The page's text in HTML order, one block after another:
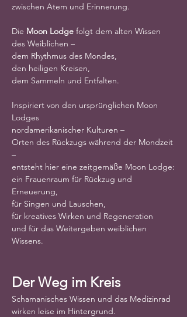
zwischen Atem und Erinnerung.
Die Moon Lodge folgt dem alten Wissen
des Weiblichen –
dem Rhythmus des Mondes,
den heiligen Kreisen,
dem Sammeln und Entfalten.
Inspiriert von den ursprünglichen Moon
Lodges
nordamerikanischer Kulturen –
Orten des Rückzugs während der Mondzeit
–
entsteht hier eine zeitgemäße Moon Lodge:
ein Frauenraum für Rückzug und
Erneuerung,
für Singen und Lauschen,
für kreatives Wirken und Regeneration
und für das Weitergeben weiblichen
Wissens.
Der Weg im Kreis
Schamanisches Wissen und das Medizinrad
wirken leise im Hintergrund.